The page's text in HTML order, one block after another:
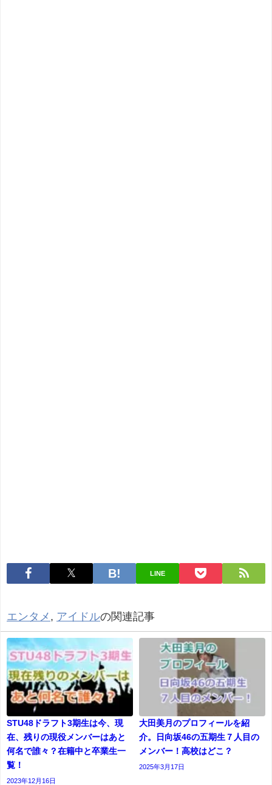
LINE
エンタメ , アイドルの関連記事
STU48ドラフト3期生は今、現
在、残りの現役メンバーはあと
何名で誰々？在籍中と卒業生一
覧！
2023年12月16日
大田美月のプロフィールを紹
介。日向坂46の五期生７人目の
メンバー！高校はどこ？
2025年3月17日